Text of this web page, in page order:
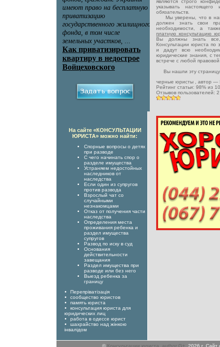
являются строго
указывать
обязательств.
Мы уверены, что в
должен знать свои
необходимости, а
платную консультацию
Вы должны знать
Консультации юриста по
и дадут всю
юридические знания, с
встрече с любой
Вы нашли эту
черные юристы
, автор —
Рейтинг статьи: 98% из
Отзывов пользователей: 2
На сайте «КОНСУЛЬТАЦИИ
ЮРИСТА» можно найти:
Спорные вопросы о детях
при разводе
С чего начинать спор о
разделе имущества
Устраняем недостойных
наследников от
наследства
Если один из супругов
против развода
Взрослый чат со
случайными
незнакомцами
Отказ от получения части
наследства
Определения места
проживания ребенка и
раздел имущества
супругов
Развод по иску в суд
Основания
действительности
завещания
Раздел имущества при
разводе или без него
Выезд ребенка за
границу
Перепріватізація
сообщество юристов
память юриста
консультация юриста для
юридических лиц
работа в одессе юрист
шахрайство над жінкою
інвалідом
© Консультации юриста author G+ , 2026 г.